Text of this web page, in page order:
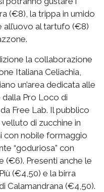
(€8), la trippa in umido
al tartufo (€8)
la collaborazione
Italiana Celiachia,
un’area dedicata alle
Pro Loco di
Free Lab. Il pubblico
di zucchine in
con nobile formaggio
“goduriosa” con
(€6). Presenti anche le
(€4,50) e la birra
Calamandrana (€4,50).